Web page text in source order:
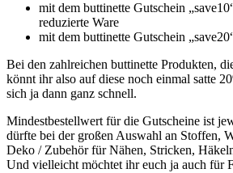
mit dem buttinette Gutschein
reduzierte Ware
mit dem buttinette Gutschein
Bei den zahlreichen buttinette Produkten,
könnt ihr also auf diese noch einmal satte
sich ja dann ganz schnell.
Mindestbestellwert für die Gutscheine ist
dürfte bei der großen Auswahl an Stoffen,
Deko / Zubehör für Nähen, Stricken,
Und vielleicht möchtet ihr euch ja auch für